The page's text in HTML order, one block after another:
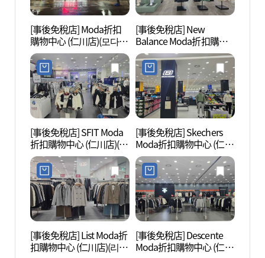
[事後免稅店] Moda折扣
購物中心 (仁川店)(모다아
울렛 인천점)
[事後免稅店] New
Balance Moda折扣購物
中心 (仁川店)(뉴발란스
모다아울렛 인천점)
[事後免稅店] SFIT Moda
折扣購物中心 (仁川店)(에
스핏 모다아울렛 인천점)
[事後免稅店] Skechers
Moda折扣購物中心 (仁川
店)(스케쳐스 모다아울렛
인천점)
[事後免稅店] List Moda折
扣購物中心 (仁川店)(리스
[事後免稅店] Descente
Moda折扣購物中心 (仁川